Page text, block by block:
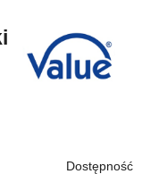
Dostępność